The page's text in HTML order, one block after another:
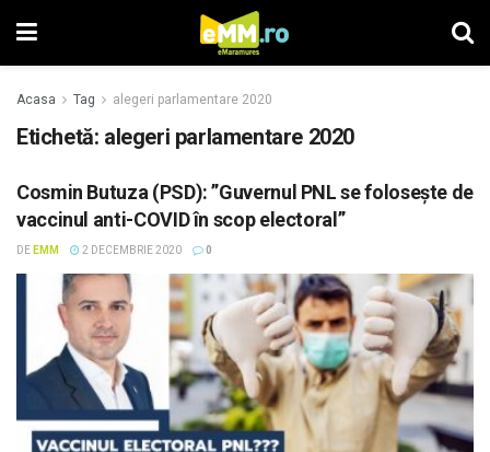
Acasa Tag alegeri parlamentare 2020
Etichetă: alegeri parlamentare 2020
Cosmin Butuza (PSD): ”Guvernul PNL se folosește de
vaccinul anti-COVID în scop electoral”
DE EMM 2 DECEMBRIE 2020 0